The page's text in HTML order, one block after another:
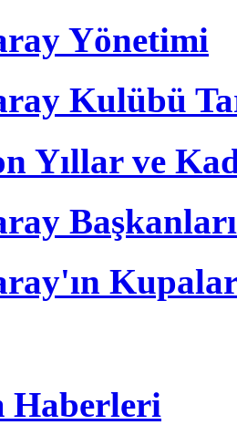
Yönetimi
Kulübü
Yıllar ve
Başkanları
Haberleri